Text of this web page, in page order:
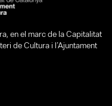
en el marc de la Capitalitat
de Cultura i l’Ajuntament